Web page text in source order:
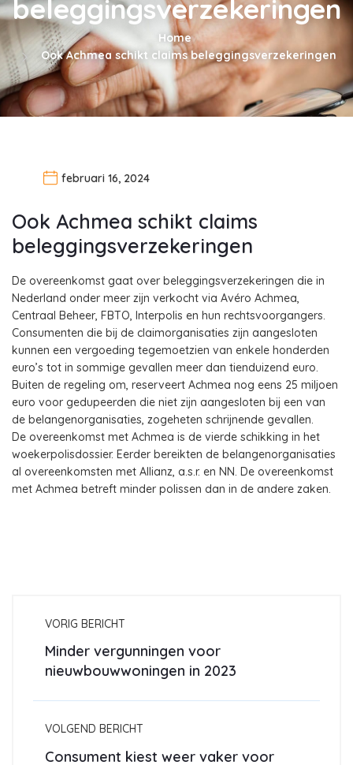
beleggingsverzekeringen
Home
Ook Achmea schikt claims beleggingsverzekeringen
februari 16, 2024
Ook Achmea schikt claims
beleggingsverzekeringen
De overeenkomst gaat over beleggingsverzekeringen die in
Nederland onder meer zijn verkocht via Avéro Achmea,
Centraal Beheer, FBTO, Interpolis en hun rechtsvoorgangers.
Consumenten die bij de claimorganisaties zijn aangesloten
kunnen een vergoeding tegemoetzien van enkele honderden
euro’s tot in sommige gevallen meer dan tienduizend euro.
Buiten de regeling om, reserveert Achmea nog eens 25 miljoen
euro voor gedupeerden die niet zijn aangesloten bij een van
de belangenorganisaties, zogeheten schrijnende gevallen.
De overeenkomst met Achmea is de vierde schikking in het
woekerpolisdossier. Eerder bereikten de belangenorganisaties
al overeenkomsten met Allianz, a.s.r. en NN. De overeenkomst
met Achmea betreft minder polissen dan in de andere zaken.
VORIG BERICHT
Minder vergunningen voor
nieuwbouwwoningen in 2023
VOLGEND BERICHT
Consument kiest weer vaker voor